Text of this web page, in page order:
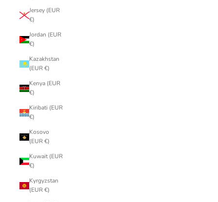
Jersey (EUR
€)
Jordan (EUR
€)
Kazakhstan
(EUR €)
Kenya (EUR
€)
Kiribati (EUR
€)
Kosovo
(EUR €)
Kuwait (EUR
€)
Kyrgyzstan
(EUR €)